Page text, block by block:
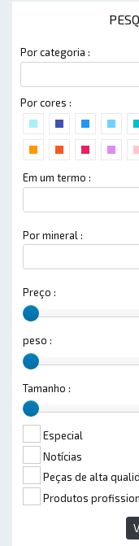
Por categoria :
Por cores :
Em um termo :
Por mineral :
Preço :
peso :
Tamanho :
Especial
Notícias
Peças de alta
Produtos